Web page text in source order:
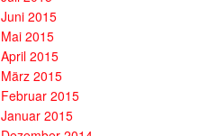
Juni 2015
Mai 2015
April 2015
März 2015
Februar 2015
Januar 2015